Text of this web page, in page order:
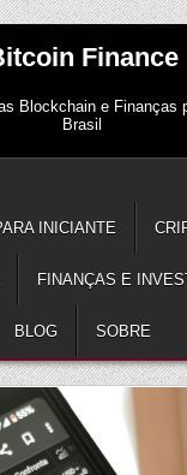
Finance
Blockchain e Finanças
Brasil
INICIANTE
FINANÇAS E
BLOG SOBRE